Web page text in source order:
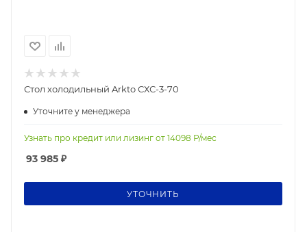
Стол холодильный Arkto СХС-3-70
Уточните у менеджера
Узнать про кредит или лизинг от 14098 Р/мес
93 985 ₽
УТОЧНИТЬ